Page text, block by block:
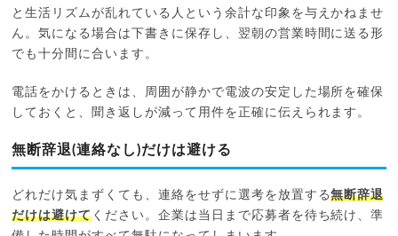
と生活リズムが乱れている人という余計な印象を与えかねませ
ん。気になる場合は下書きに保存し、翌朝の営業時間に送る形
でも十分間に合います。
電話をかけるときは、周囲が静かで電波の安定した場所を確保
しておくと、聞き返しが減って用件を正確に伝えられます。
無断辞退(連絡なし)だけは避ける
どれだけ気まずくても、連絡をせずに選考を放置する無断辞退
だけは避けて ください。企業は当日まで応募者を待ち続け、準